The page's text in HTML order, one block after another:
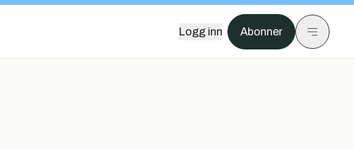
Logg inn Abonner